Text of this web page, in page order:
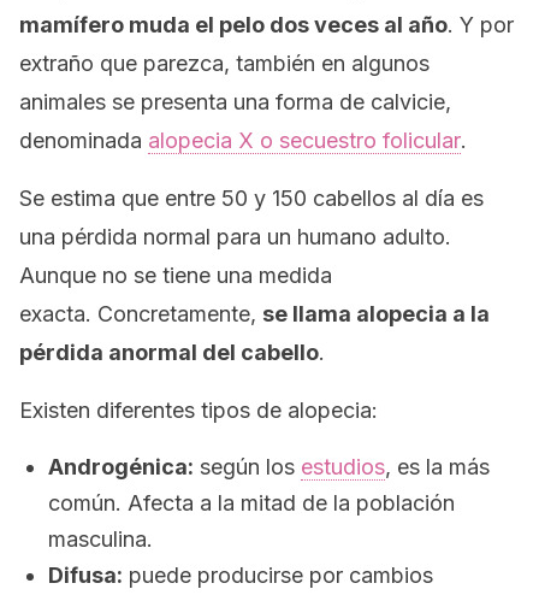
mamífero muda el pelo dos veces al año. Y por
extraño que parezca, también en algunos
animales se presenta una forma de calvicie,
denominada alopecia X o secuestro folicular.
Se estima que entre 50 y 150 cabellos al día es
una pérdida normal para un humano adulto.
Aunque no se tiene una medida
exacta. Concretamente, se llama alopecia a la
pérdida anormal del cabello.
Existen diferentes tipos de alopecia:
Androgénica: según los estudios, es la más
común. Afecta a la mitad de la población
masculina.
Difusa: puede producirse por cambios